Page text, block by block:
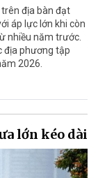
địa bàn đạt
áp lực lớn khi còn
nhiều năm trước.
địa phương tập
2026.
lớn kéo dài